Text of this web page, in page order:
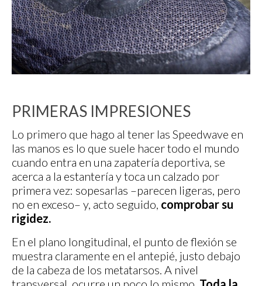
PRIMERAS IMPRESIONES
Lo primero que hago al tener las Speedwave en
las manos es lo que suele hacer todo el mundo
cuando entra en una zapatería deportiva, se
acerca a la estantería y toca un calzado por
primera vez: sopesarlas –parecen ligeras, pero
no en exceso– y, acto seguido, comprobar su
rigidez.
En el plano longitudinal, el punto de flexión se
muestra claramente en el antepié, justo debajo
de la cabeza de los metatarsos. A nivel